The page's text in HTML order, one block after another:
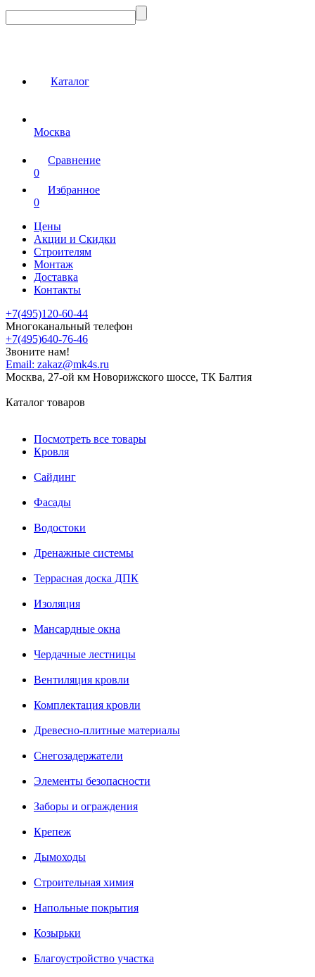
Каталог
Москва
Сравнение
0
Избранное
0
Цены
Акции и Скидки
Строителям
Монтаж
Доставка
Контакты
+7(495)120-60-44
Многоканальный телефон
+7(495)640-76-46
Звоните нам!
Email: zakaz@mk4s.ru
Москва, 27-ой км Новорижского шоссе, ТК Балтия
Каталог товаров
Посмотреть все товары
Кровля
Сайдинг
Фасады
Водостоки
Дренажные системы
Террасная доска ДПК
Изоляция
Мансардные окна
Чердачные лестницы
Вентиляция кровли
Комплектация кровли
Древесно-плитные материалы
Снегозадержатели
Элементы безопасности
Заборы и ограждения
Крепеж
Дымоходы
Строительная химия
Напольные покрытия
Козырьки
Благоустройство участка